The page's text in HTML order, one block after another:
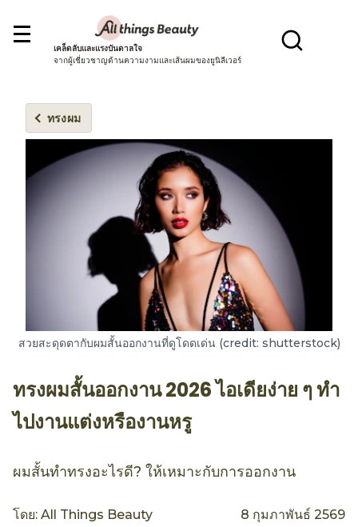
เคล็ดลับและแรงบันดาลใจ
จากผู้เชี่ยวชาญด้านความงามและเส้นผมของยูนิลีเวอร์
ทรงผม
สวยสะดุดตากับผมสั้นออกงานที่ดูโดดเด่น (credit: shutterstock)
ทรงผมสั้นออกงาน 2026 ไอเดียง่าย ๆ ทำ
ไปงานแต่งหรืองานหรู
ผมสั้นทำทรงอะไรดี? ให้เหมาะกับการออกงาน
โดย: All Things Beauty 8 กุมภาพันธ์ 2569